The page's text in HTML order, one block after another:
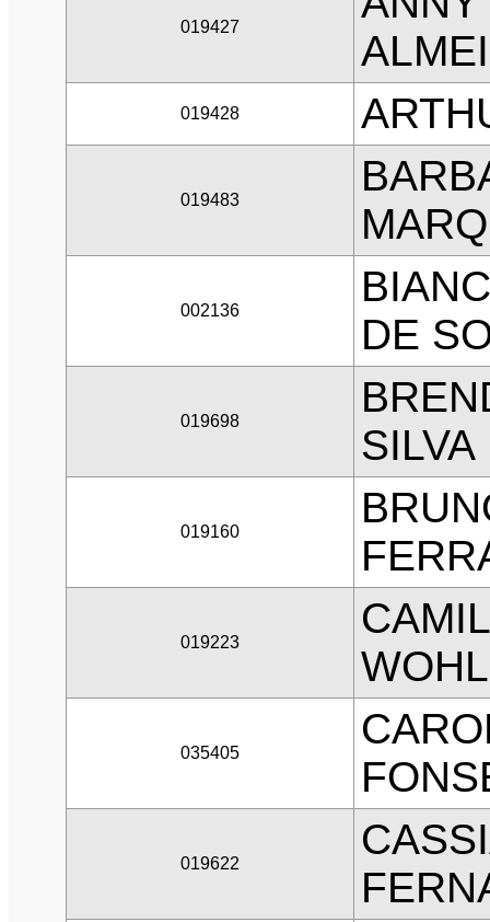
019427
019428
019483
002136
DE
019698
SILVA
019160
019223
WOHL
035405
019622